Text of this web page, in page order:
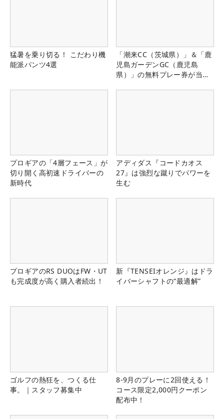
猛暑を乗り切る！ こだわり機
能派パンツ4選
「潮来CC（茨城県）」＆「鹿
児島ガーデンGC（鹿児島
県）」の無料プレー券が当た
プロギアの「4層フェース」が
切り開く高初速ドライバーの
新時代
アディダス『コードカオス
27』は強烈な蹴りでパワーを
生む
プロギアのRS DUOはFW・UT
も完成度が高く購入者続出！
新『TENSEIオレンジ』はドラ
イバーシャフトの“最適解”
ゴルフの熱狂を、つくる仕
事。｜スタッフ募集中
8-9月のプレーに2回使える！
コース限定2,000円クーポン
配布中！